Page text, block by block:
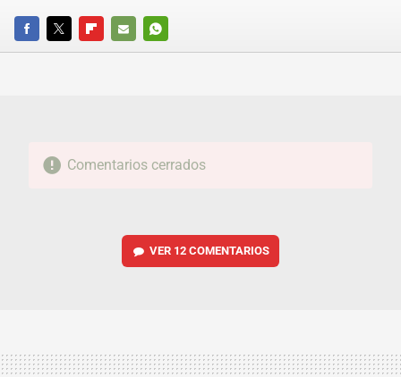
FACEBOOKTWITTERFLIPBOARD
E-
WHATSAPP
Comentarios cerrados
VER 12 COMENTARIOS